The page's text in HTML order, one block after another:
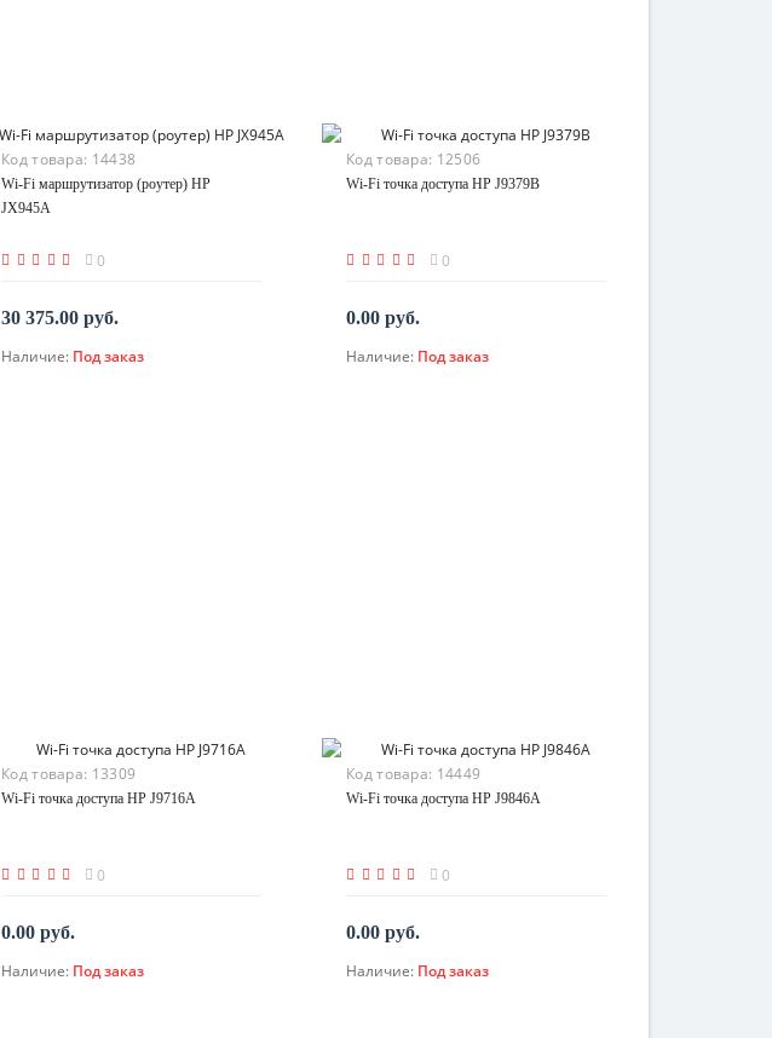
Код товара: 14438
Wi-Fi маршрутизатор (роутер) HP
JX945A
0
30 375.00 руб.
По запросу
Наличие: Под заказ
Код товара: 12506
Wi-Fi точка доступа HP J9379B
0
0.00 руб.
По запросу
Наличие: Под заказ
Код товара: 13309
Wi-Fi точка доступа HP J9716A
0
0.00 руб.
По запросу
Наличие: Под заказ
Код товара: 14449
Wi-Fi точка доступа HP J9846A
0
0.00 руб.
По запросу
Наличие: Под заказ